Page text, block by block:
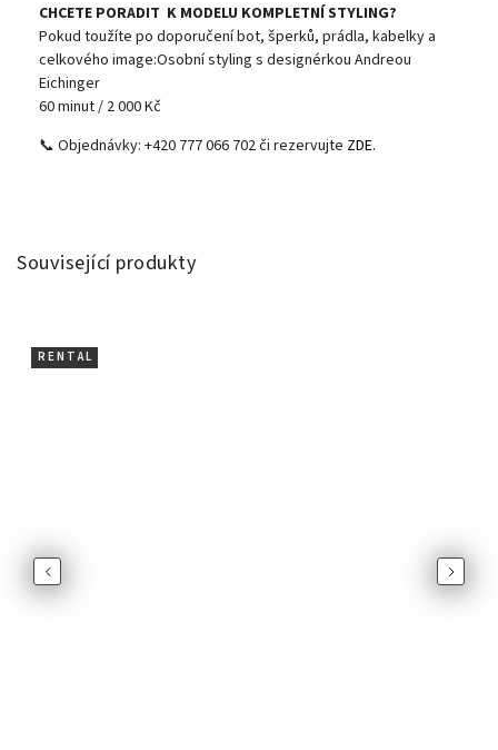
CHCETE PORADIT K MODELU KOMPLETNÍ STYLING?
Pokud toužíte po doporučení bot, šperků, prádla, kabelky a
celkového image:Osobní styling s designérkou Andreou
Eichinger
60 minut / 2 000 Kč
📞 Objednávky: +420 777 066 702 či rezervujte ZDE.
Související produkty
Previous
R E N T A L
Next